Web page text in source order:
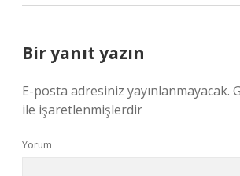
Bir yanıt yazın
E-posta adresiniz yayınlanmayacak.
ile işaretlenmişlerdir
Yorum